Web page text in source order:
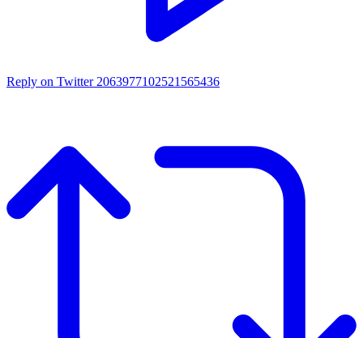
Reply on Twitter 2063977102521565436